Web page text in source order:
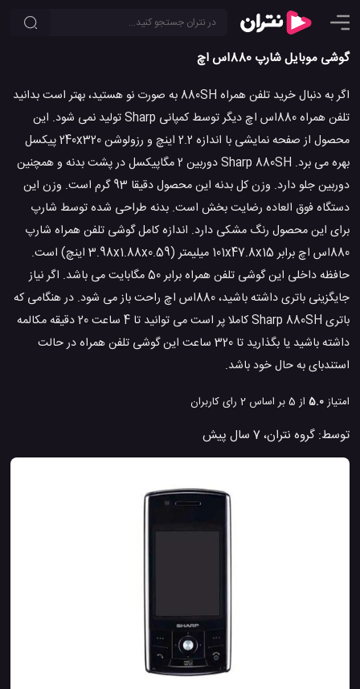
گوشی موبایل شارپ 880اس اچ
اگر به دنبال خرید تلفن همراه 880SH به صورت نو هستید، بهتر است بدانید
تلفن همراه 880اس اچ دیگر توسط کمپانی Sharp تولید نمی شود. این
محصول از صفحه نمایشی با اندازه 2.2 اینچ و رزولوشن 240x320 پیکسل
بهره می برد. Sharp 880SH دوربین 2 مگاپیکسل در پشت بدنه و همچنین
دوربین جلو دارد. وزن کل بدنه این محصول دقیقا 93 گرم است. وزن این
دستگاه فوق العاده رضایت بخش است. بدنه طراحی شده توسط شارپ
برای این محصول رنگ مشکی دارد. اندازه کامل گوشی تلفن همراه شارپ
880اس اچ برابر 101x47.8x15 میلیمتر (3.98x1.88x0.59 اینچ) است.
حافظه داخلی این گوشی تلفن همراه برابر 50 مگابایت می باشد. اگر نیاز
جایگزینی باتری داشته باشید، 880اس اچ راحت باز می شود. در هنگامی که
باتری Sharp 880SH کاملا پر است می توانید تا 4 ساعت 20 دقیقه مکالمه
داشته باشید یا بگذارید تا 320 ساعت این گوشی تلفن همراه در حالت
استندبای به حال خود باشد.
امتیاز5.0 از 5 بر اساس 2 رای کاربران
توسط: گروه نتران، 7 سال پیش